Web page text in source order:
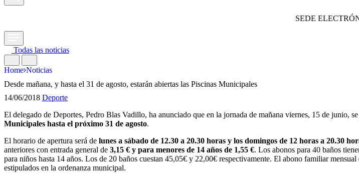
SEDE
Todas las noticias
Home Noticias
Desde mañana, y hasta el 31 de agosto, estarán abiertas las Piscinas Municipales
14/06/2018 Deporte
El delegado de Deportes, Pedro Blas Vadillo, ha anunciado que en la jornada de mañana viernes, 15 de junio,
Municipales hasta el próximo 31 de agosto.
El horario de apertura será de lunes a sábado de 12.30 a 20.30 horas y los domingos de 12 horas a 20.30
anteriores con entrada general de 3,15 € y para menores de 14 años de 1,55 €. Los abonos para 40 baños
para niños hasta 14 años. Los de 20 baños cuestan 45,05€ y 22,00€ respectivamente. El abono familiar
estipulados en la ordenanza municipal.